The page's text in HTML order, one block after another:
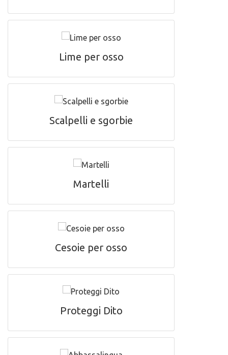
Lime per osso
Scalpelli e sgorbie
Martelli
Cesoie per osso
Proteggi Dito